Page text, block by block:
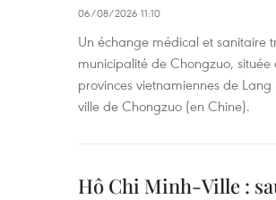
06/08/2026 11:10
Un échange médical et sanitaire
municipalité de Chongzuo,
provinces vietnamiennes de
ville de Chongzuo (en Chine).
Hô Chi Minh-Ville :